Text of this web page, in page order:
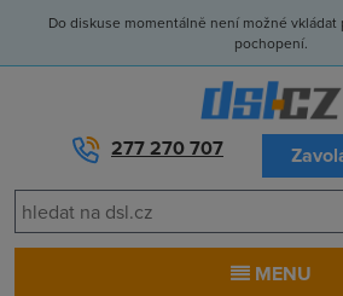
Do diskuse momentálně není možné vkládat
pochopení.
277 270 707
MENU